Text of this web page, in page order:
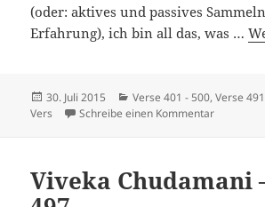
(oder: aktives und passives
Erfahrung), ich bin all das, was …
Veröffentlicht
am
30. Juli 2015 Kategorien
Verse 401 - 500,Verse
Vers
Schreibe einen Kommentarzu Viveka
Viveka Chudamani